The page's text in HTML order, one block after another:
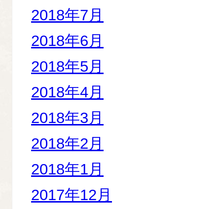
2018年7月
2018年6月
2018年5月
2018年4月
2018年3月
2018年2月
2018年1月
2017年12月